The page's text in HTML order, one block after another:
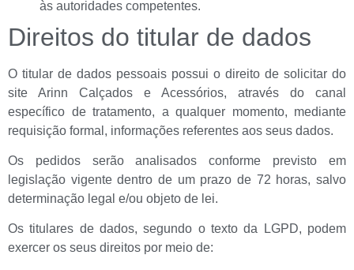
às autoridades competentes.
Direitos do titular de dados
O titular de dados pessoais possui o direito de solicitar do
site Arinn Calçados e Acessórios, através do canal
específico de tratamento, a qualquer momento, mediante
requisição formal, informações referentes aos seus dados.
Os pedidos serão analisados conforme previsto em
legislação vigente dentro de um prazo de 72 horas, salvo
determinação legal e/ou objeto de lei.
Os titulares de dados, segundo o texto da LGPD, podem
exercer os seus direitos por meio de: